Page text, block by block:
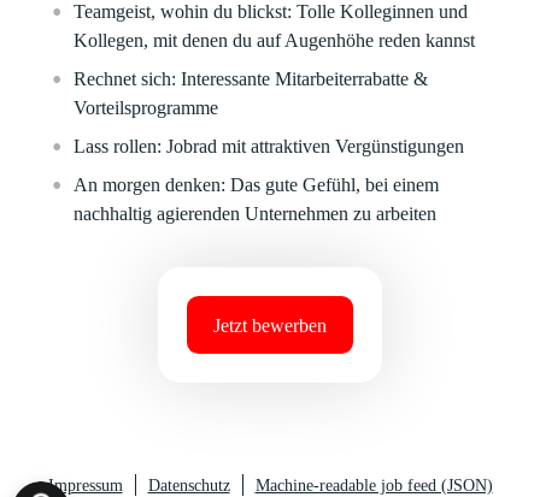
Teamgeist, wohin du blickst:Tolle Kolleginnen und
Kollegen, mit denen du auf Augenhöhe reden kannst
Rechnet sich:Interessante Mitarbeiterrabatte &
Vorteilsprogramme
Lass rollen:Jobrad mit attraktiven Vergünstigungen
An morgen denken:Das gute Gefühl, bei einem
nachhaltig agierenden Unternehmen zu arbeiten
Jetzt bewerben
Impressum Datenschutz Machine-readable job feed (JSON)